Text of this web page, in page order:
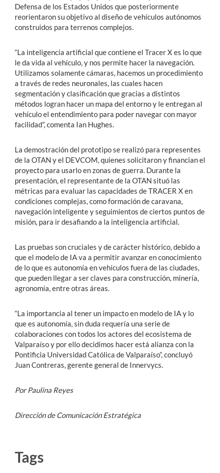
Defensa de los Estados Unidos que posteriormente
reorientaron su objetivo al diseño de vehículos autónomos
construidos para terrenos complejos.
“La inteligencia artificial que contiene el Tracer X es lo que
le da vida al vehículo, y nos permite hacer la navegación.
Utilizamos solamente cámaras, hacemos un procedimiento
a través de redes neuronales, las cuales hacen
segmentación y clasificación que gracias a distintos
métodos logran hacer un mapa del entorno y le entregan al
vehículo el entendimiento para poder navegar con mayor
facilidad”, comenta Ian Hughes.
La demostración del prototipo se realizó para representes
de la OTAN y el DEVCOM, quienes solicitaron y financian el
proyecto para usarlo en zonas de guerra. Durante la
presentación, el representante de la OTAN situó las
métricas para evaluar las capacidades de TRACER X en
condiciones complejas, como formación de caravana,
navegación inteligente y seguimientos de ciertos puntos de
misión, para ir desafiando a la inteligencia artificial.
Las pruebas son cruciales y de carácter histórico, debido a
que el modelo de IA va a permitir avanzar en conocimiento
de lo que es autonomía en vehículos fuera de las ciudades,
que pueden llegar a ser claves para construcción, minería,
agronomía, entre otras áreas.
“La importancia al tener un impacto en modelo de IA y lo
que es autonomía, sin duda requería una serie de
colaboraciones con todos los actores del ecosistema de
Valparaíso y por ello decidimos hacer está alianza con la
Pontificia Universidad Católica de Valparaíso”, concluyó
Juan Contreras, gerente general de Innervycs.
Por Paulina Reyes
Dirección de Comunicación Estratégica
Tags